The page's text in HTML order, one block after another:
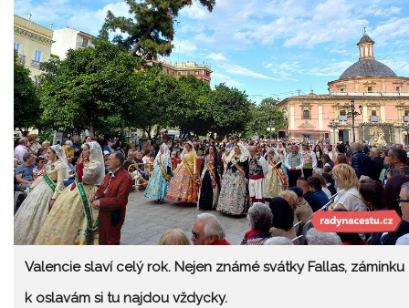
Valencie slaví celý rok. Nejen známé svátky Fallas, záminku
k oslavám si tu najdou vždycky.